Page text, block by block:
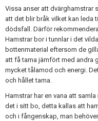
Vissa anser att dvärghamstrar
att det blir bråk vilket kan leda
dödsfall. Därför
Hamstrar bor i tunnlar i det
bottenmaterial eftersom de
att få tama jämfört med andra
mycket tålamod och energi.
och hållet tama.
Hamstrar har en vana att
det i sitt bo, detta kallas att
och i fångenskap, man